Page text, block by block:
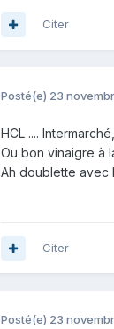
Citer
Posté(e) 23
HCL ....
Ou bon vinaigre à
Ah doublette avec
Citer
Posté(e) 23